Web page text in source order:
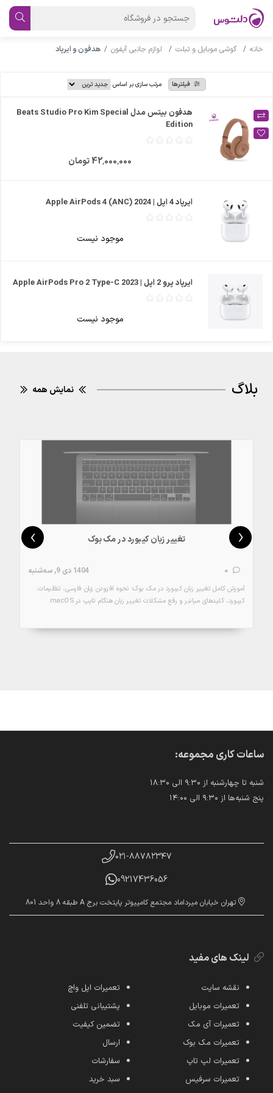
خانه گوشی موبایل و تبلت لوازم جانبی آیفون هدفون و ایرپاد
فیلترها مرتب سازی بر اساس
هدفون بیتس مدل Beats Studio Pro Kim Special
Edition
42٬000٬000 تومان
ایرپاد 4 اپل | Apple AirPods 4 (ANC) 2024
موجود نیست
ایرپاد پرو 2 اپل | Apple AirPods Pro 2 Type-C 2023
موجود نیست
بلاگ نمایش همه
تغییر زبان کیبورد در مک بوک
0 1404 دی 9, سه‌شنبه
آموزش کامل تغییر زبان کیبورد در مک بوک؛ نحوه افزودن زبان فارسی، تنظیمات
کیبورد، کلیدهای میانبر و رفع مشکلات تغییر زبان هنگام تایپ در macOS.
‹
›
ساعات کاری مجموعه:
شنبه تا چهارشنبه از ۹:۳۰ الی ۱۸:۳۰
پنج شنبه‌ها از ۹:۳۰ الی ۱۴:۰۰
۰۲۱-۸۸۷۸۲۳۴۷
09217436056
تهران خیابان میرداماد مجتمع کامپیوتر پایتخت برج A طبقه 8 واحد 801
لینک های مفید
نقشه سایت
تعمیرات موبایل
تعمیرات آی مک
تعمیرات مک بوک
تعمیرات لپ تاپ
تعمیرات سرفیس
تعمیرات اپل واچ
پشتیبانی تلفنی
تضمین کیفیت
ارسال
سفارشات
سبد خرید